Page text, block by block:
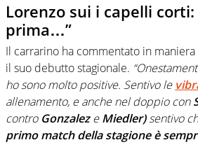
Lorenzo sui i capelli corti:
prima…”
Il carrarino ha commentato in
il suo debutto stagionale.
ho sono molto positive. Sentivo le
allenamento, e anche nel doppio con
contro GonzalezeMiedler)sentivo
primo match della stagione è